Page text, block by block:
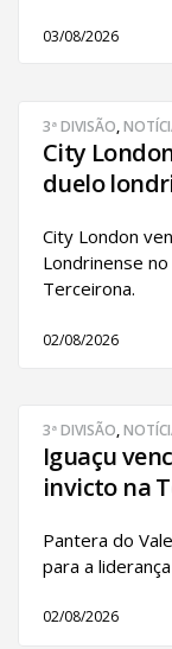
03/08/2026
3ª DIVISÃO,
City
duelo
City London
Londrinense
Terceirona.
02/08/2026
3ª DIVISÃO,
Iguaçu
invicto na
Pantera do
para a
02/08/2026